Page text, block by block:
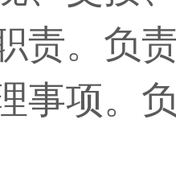
责。负
事项。